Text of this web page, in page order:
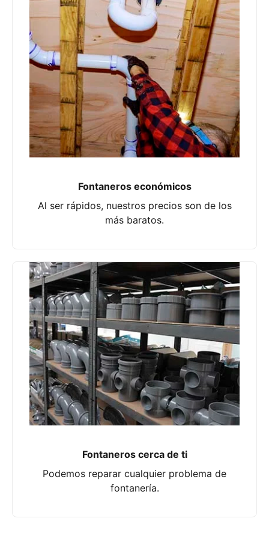
Fontaneros económicos
Al ser rápidos, nuestros precios son de los
más baratos.
Fontaneros cerca de ti
Podemos reparar cualquier problema de
fontanería.